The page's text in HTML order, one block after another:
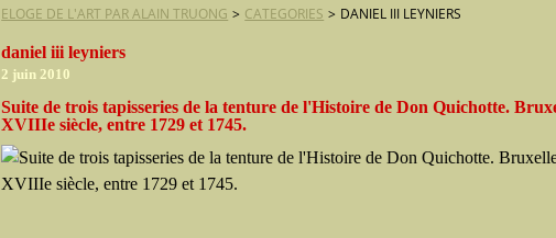
ELOGE DE L'ART PAR ALAIN TRUONG > CATEGORIES > DANIEL III LEYNIERS
daniel iii leyniers
2 juin 2010
Suite de trois tapisseries de la tenture de l'Histoire de Don Quichotte.
XVIIIe siècle, entre 1729 et 1745.